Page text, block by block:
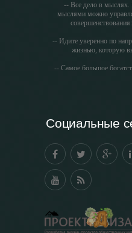
-- Все дело в
мыслями можно
-- Идите уверенно по
жизнью, которую
-- Самое большое
полезен никому,
Социальные